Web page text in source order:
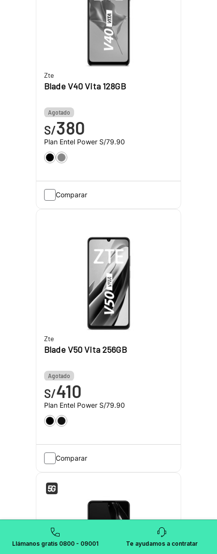
Zte
Blade V40 Vita 128GB
Agotado
S/380
Plan Entel Power S/79.90
Comparar
Zte
Blade V50 Vita 256GB
Agotado
S/410
Plan Entel Power S/79.90
Comparar
Llámanos gratis 0800 - 09001 Te ayudamos a contratar